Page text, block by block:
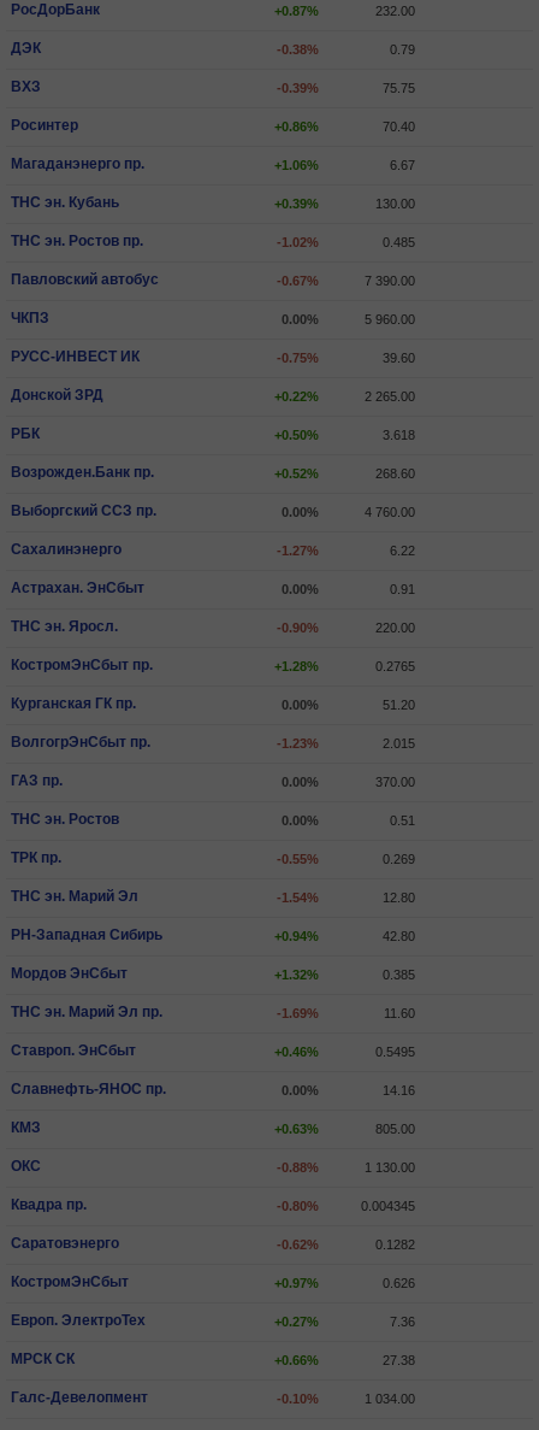
РосДорБанк +0.87% 232.00
ДЭК -0.38% 0.79
ВХЗ -0.39% 75.75
Росинтер +0.86% 70.40
Магаданэнерго пр. +1.06% 6.67
ТНС эн. Кубань +0.39% 130.00
ТНС эн. Ростов пр. -1.02% 0.485
Павловский автобус -0.67% 7 390.00
ЧКПЗ 0.00% 5 960.00
РУСС-ИНВЕСТ ИК -0.75% 39.60
Донской ЗРД +0.22% 2 265.00
РБК +0.50% 3.618
Возрожден.Банк пр. +0.52% 268.60
Выборгский ССЗ пр. 0.00% 4 760.00
Сахалинэнерго -1.27% 6.22
Астрахан. ЭнСбыт 0.00% 0.91
ТНС эн. Яросл. -0.90% 220.00
КостромЭнСбыт пр. +1.28% 0.2765
Курганская ГК пр. 0.00% 51.20
ВолгогрЭнСбыт пр. -1.23% 2.015
ГАЗ пр. 0.00% 370.00
ТНС эн. Ростов 0.00% 0.51
ТРК пр. -0.55% 0.269
ТНС эн. Марий Эл -1.54% 12.80
РН-Западная Сибирь +0.94% 42.80
Мордов ЭнСбыт +1.32% 0.385
ТНС эн. Марий Эл пр. -1.69% 11.60
Ставроп. ЭнСбыт +0.46% 0.5495
Славнефть-ЯНОС пр. 0.00% 14.16
КМЗ +0.63% 805.00
ОКС -0.88% 1 130.00
Квадра пр. -0.80% 0.004345
Саратовэнерго -0.62% 0.1282
КостромЭнСбыт +0.97% 0.626
Европ. ЭлектроТех +0.27% 7.36
МРСК СК +0.66% 27.38
Галс-Девелопмент -0.10% 1 034.00